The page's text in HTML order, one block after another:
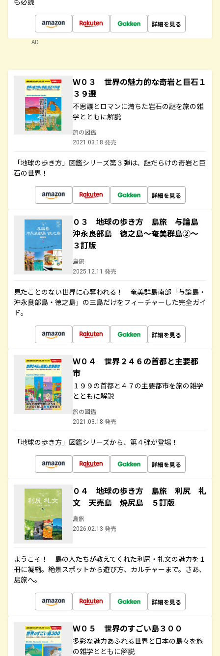
詳細を見る
AD
Ｗ０３ 世界の魅力的な奇岩と巨石１
３９選
不思議とロマンに満ちた岩石の謎を旅の雑
学とともに解説
旅の図鑑
2021.03.18 発売
「地球の歩き方」図鑑シリーズ第３弾は、謎だらけの奇岩と巨
石の世界！
詳細を見る
０３ 地球の歩き方 島旅 与論島
沖永良部島 徳之島～奄美群島②～
３訂版
島旅
2025.12.11 発売
見たことのない世界に心奪われる！ 奄美群島南部「与論島・
沖永良部島・徳之島」の三島だけをフィーチャーした完全ガイ
ド。
詳細を見る
Ｗ０４ 世界２４６の首都と主要都
市
１９９の首都と４７の主要都市を旅の雑学
とともに解説
旅の図鑑
2021.03.18 発売
「地球の歩き方」図鑑シリーズから、第４弾が登場！
詳細を見る
０４ 地球の歩き方 島旅 利尻 礼
文 天売島 焼尻島 ５訂版
島旅
2026.02.13 発売
ようこそ！ 島の人たちが教えてくれた利尻・礼文の魅力を１
冊に凝縮。絶景スポットから遊び方、カルチャーまで。さあ、
島旅へ。
詳細を見る
Ｗ０５ 世界のすごい島３００
多彩な魅力あふれる世界と日本の島々を旅
の雑学とともに解説